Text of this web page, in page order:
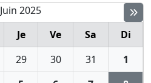
Juin 2025
Je Ve Sa
Di
29 30 31
1